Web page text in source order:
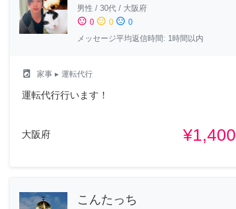
男性 / 30代 / 大阪府
sentiment_satisfied 0 sentiment_neutral 0 sentiment_dissatisfied 0
メッセージ平均返信時間: 1時間以内
local_laundry_service 家事 ▸ 運転代行
運転代行行います！
大阪府 ¥1,400
こんたっち